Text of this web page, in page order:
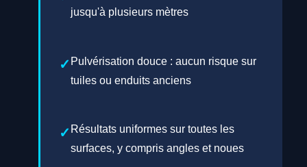
jusqu'à plusieurs mètres
Pulvérisation douce : aucun risque sur
tuiles ou enduits anciens
Résultats uniformes sur toutes les
surfaces, y compris angles et noues